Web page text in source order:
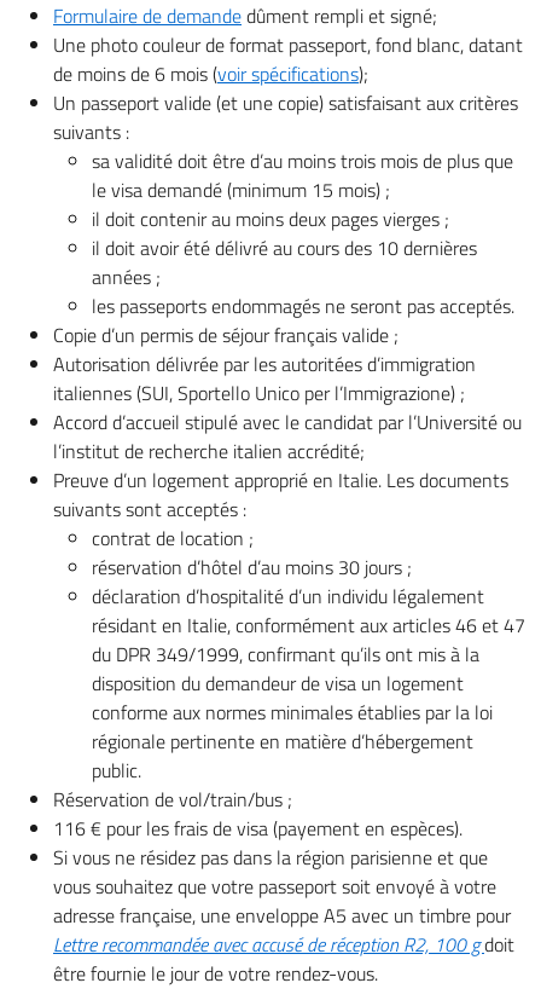
Formulaire de demandedûment rempli et signé;
Une photo couleur de format passeport, fond blanc, datant
de moins de 6 mois (voir spécifications);
Un passeport valide (et une copie) satisfaisant aux critères
suivants :
sa validité doit être d’au moins trois mois de plus que
le visa demandé (minimum 15 mois) ;
il doit contenir au moins deux pages vierges ;
il doit avoir été délivré au cours des 10 dernières
années ;
les passeports endommagés ne seront pas acceptés.
Copie d’un permis de séjour français valide ;
Autorisation délivrée par les autoritées d’immigration
italiennes (SUI, Sportello Unico per l’Immigrazione) ;
Accord d’accueil stipulé avec le candidat par l’Université ou
l’institut de recherche italien accrédité;
Preuve d’un logement approprié en Italie. Les documents
suivants sont acceptés :
contrat de location ;
réservation d’hôtel d’au moins 30 jours ;
déclaration d’hospitalité d’un individu légalement
résidant en Italie, conformément aux articles 46 et 47
du DPR 349/1999, confirmant qu’ils ont mis à la
disposition du demandeur de visa un logement
conforme aux normes minimales établies par la loi
régionale pertinente en matière d’hébergement
public.
Réservation de vol/train/bus ;
116 € pour les frais de visa (payement en espèces).
Si vous ne résidez pas dans la région parisienne et que
vous souhaitez que votre passeport soit envoyé à votre
adresse française, une enveloppe A5 avec un timbre pour
Lettre recommandée avec accusé de réception R2, 100 gdoit
être fournie le jour de votre rendez-vous.